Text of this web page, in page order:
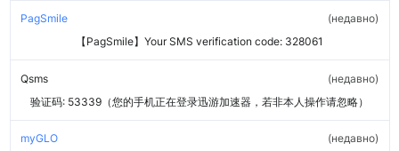
PagSmile
【PagSmile】Your SMS verification code: 328061
недавно
Qsms
验证码: 53339（您的手机正在登录迅游加速器，若非本人操作请忽略）
недавно
myGLO
недавно